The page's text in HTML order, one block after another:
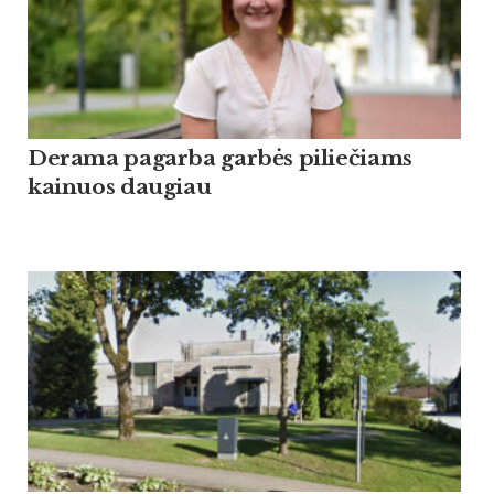
Derama pagarba garbės piliečiams
kainuos daugiau